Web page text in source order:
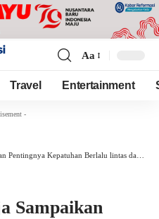
Resizer
Aa
Travel Entertainment
-
Berlalu lintas dan Bayar Pajak Kendaraan Bermotor
Sampaikan